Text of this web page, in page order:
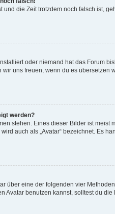
die Zeit trotzdem noch falsch ist,
oder niemand hat das Forum
uns freuen, wenn du es übersetzen
werden?
stehen. Eines dieser Bilder ist
auch als „Avatar“ bezeichnet. Es
über eine der folgenden vier
Avatar benutzen kannst, solltest du